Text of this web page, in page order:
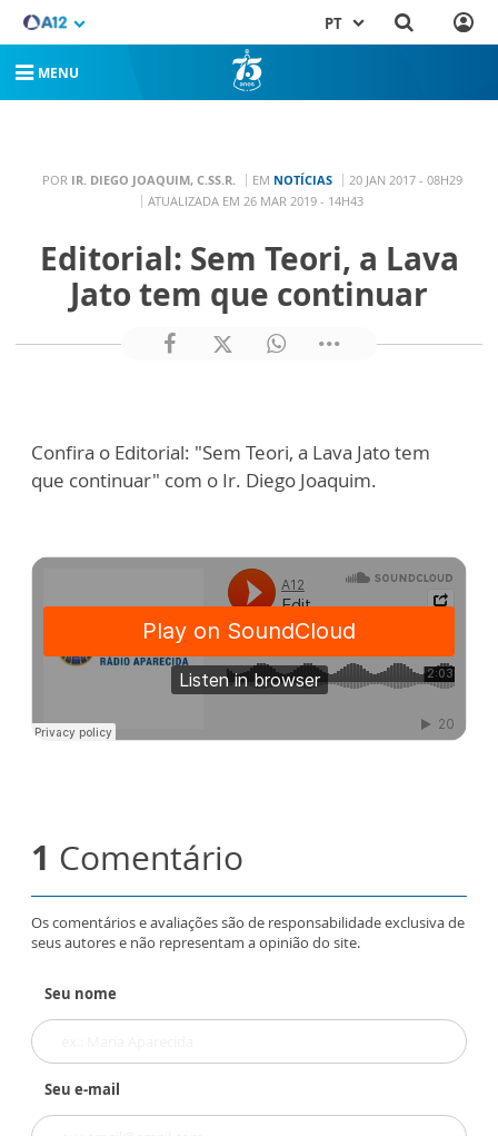
PT
MENU
POR IR. DIEGO JOAQUIM, C.SS.R. EM NOTÍCIAS
20 JAN 2017 - 08H29
ATUALIZADA EM 26 MAR 2019 - 14H43
Editorial: Sem Teori, a Lava
Jato tem que continuar
Confira o Editorial: "Sem Teori, a Lava Jato tem
que continuar" com o Ir. Diego Joaquim.
1 Comentário
Os comentários e avaliações são de responsabilidade exclusiva de
seus autores e não representam a opinião do site.
Seu nome
Seu e-mail